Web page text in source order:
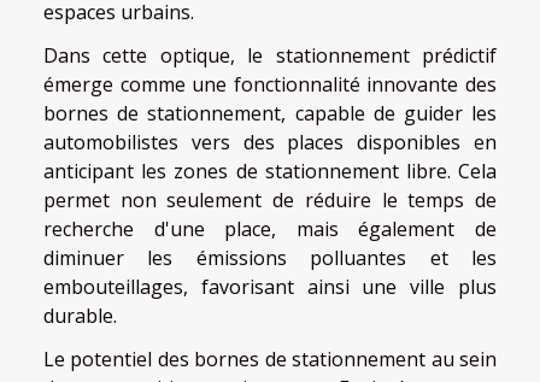
espaces urbains.
Dans cette optique, le stationnement prédictif
émerge comme une fonctionnalité innovante des
bornes de stationnement, capable de guider les
automobilistes vers des places disponibles en
anticipant les zones de stationnement libre. Cela
permet non seulement de réduire le temps de
recherche d'une place, mais également de
diminuer les émissions polluantes et les
embouteillages, favorisant ainsi une ville plus
durable.
Le potentiel des bornes de stationnement au sein